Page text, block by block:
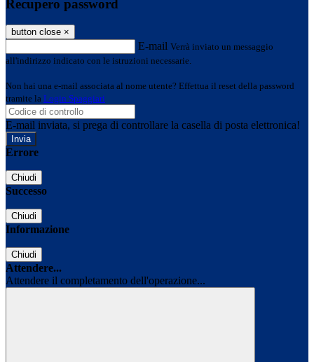
Recupero password
button close ×
E-mail Verrà inviato un messaggio
all'indirizzo indicato con le istruzioni necessarie.
Non hai una e-mail associata al nome utente? Effettua il reset della password
tramite la Login Spaggiari
E-mail inviata, si prega di controllare la casella di posta elettronica!
Errore
Chiudi
Successo
Chiudi
Informazione
Chiudi
Attendere...
Attendere il completamento dell'operazione...